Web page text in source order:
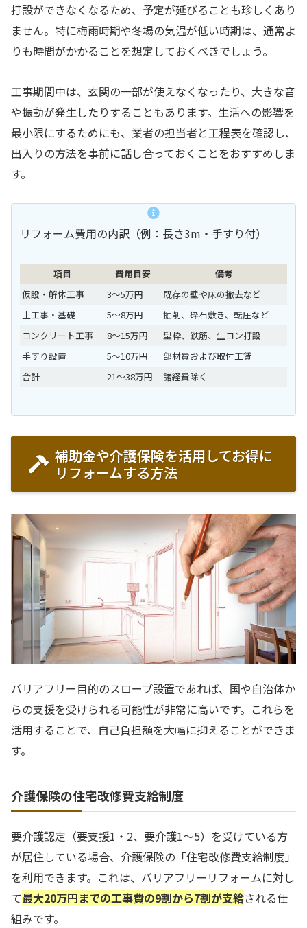
打設ができなくなるため、予定が延びることも珍しくあり
ません。特に梅雨時期や冬場の気温が低い時期は、通常よ
りも時間がかかることを想定しておくべきでしょう。
工事期間中は、玄関の一部が使えなくなったり、大きな音
や振動が発生したりすることもあります。生活への影響を
最小限にするためにも、業者の担当者と工程表を確認し、
出入りの方法を事前に話し合っておくことをおすすめしま
す。
リフォーム費用の内訳（例：長さ3m・手すり付）
項目 費用目安
備考
仮設・解体工事
3〜5万円
既存の壁や床の撤去など
土工事・基礎
5〜8万円
掘削、砕石敷き、転圧など
コンクリート工事
8〜15万円
型枠、鉄筋、生コン打設
手すり設置
5〜10万円
部材費および取付工賃
合計
21〜38万円 諸経費除く
補助金や介護保険を活用してお得に
リフォームする方法
バリアフリー目的のスロープ設置であれば、国や自治体か
らの支援を受けられる可能性が非常に高いです。これらを
活用することで、自己負担額を大幅に抑えることができま
す。
介護保険の住宅改修費支給制度
要介護認定（要支援1・2、要介護1〜5）を受けている方
が居住している場合、介護保険の「住宅改修費支給制度」
を利用できます。これは、バリアフリーリフォームに対し
て最大20万円までの工事費の9割から7割が支給される仕
組みです。